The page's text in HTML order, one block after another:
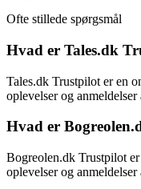
Ofte stillede spørgsmål
Hvad er Tales.dk
Tales.dk Trustpilot er en
oplevelser og
Hvad er
Bogreolen.dk Trustpilot
oplevelser og